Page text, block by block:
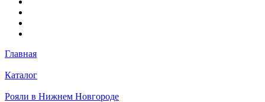
Главная
Каталог
Рояли в Нижнем Новгороде